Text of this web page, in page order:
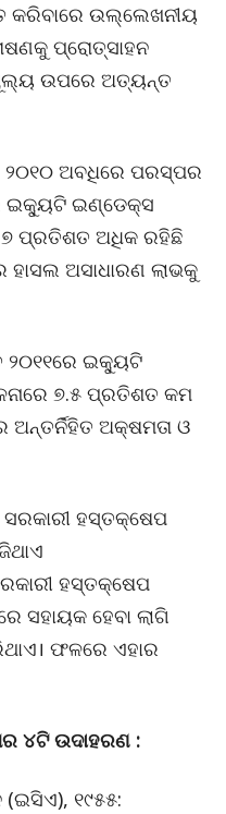
କରିବାରେ ଉଲ୍ଲେଖନୀୟ
ପ୍ରୋତ୍ସାହନ
ଉପରେ ଅତ୍ୟନ୍ତ
ଅବଧିରେ ପରସ୍ପର
ଇକ୍ୟୁଟି ଇଣ୍ଡେକ୍ସ
୭ ପ୍ରତିଶତ ଅଧିକ ରହିଛି
ହାସଲ ଅସାଧାରଣ ଲାଭକୁ
୨୦୧୧ରେ ଇକ୍ୟୁଟି
୭.୫ ପ୍ରତିଶତ କମ
ଅନ୍ତର୍ନିହିତ ଅକ୍ଷମତା ଓ
ହସ୍ତକ୍ଷେପ
ହସ୍ତକ୍ଷେପ
ସହାୟକ ହେବା ଲାଗି
ଫଳରେ ଏହାର
୪ଟି ଉଦାହରଣ :
୧୯୫୫: